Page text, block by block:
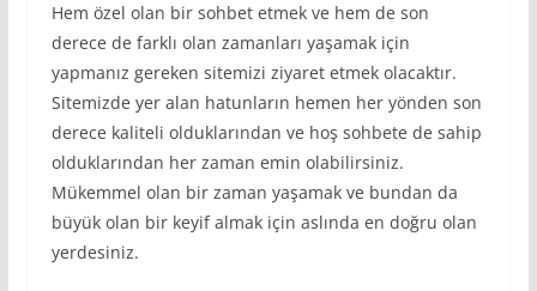
Hem özel olan bir sohbet etmek ve hem de son
derece de farklı olan zamanları yaşamak için
yapmanız gereken sitemizi ziyaret etmek olacaktır.
Sitemizde yer alan hatunların hemen her yönden son
derece kaliteli olduklarından ve hoş sohbete de sahip
olduklarından her zaman emin olabilirsiniz.
Mükemmel olan bir zaman yaşamak ve bundan da
büyük olan bir keyif almak için aslında en doğru olan
yerdesiniz.